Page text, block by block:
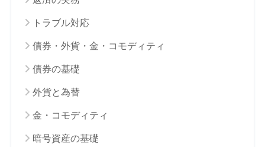
トラブル対応
債券・外貨・金・コモディティ
債券の基礎
外貨と為替
金・コモディティ
暗号資産の基礎